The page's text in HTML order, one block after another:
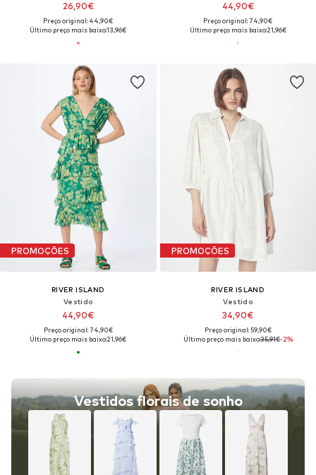
26,90€
Preço original: 44,90€
Último preço mais baixo:13,96€
44,90€
Preço original: 74,90€
Último preço mais baixo:21,96€
PROMOÇÕES
RIVER ISLAND
Vestido
44,90€
Preço original: 74,90€
Último preço mais baixo:21,96€
PROMOÇÕES
RIVER ISLAND
Vestido
34,90€
Preço original: 59,90€
Último preço mais baixo:35,91€-2%
Vestidos florais de sonho